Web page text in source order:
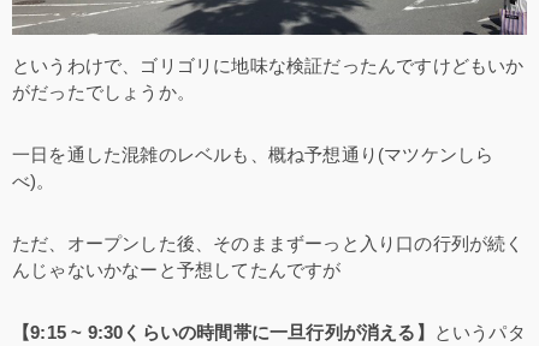
というわけで、ゴリゴリに地味な検証だったんですけどもいか
がだったでしょうか。
一日を通した混雑のレベルも、概ね予想通り(マツケンしら
べ)。
ただ、オープンした後、そのままずーっと入り口の行列が続く
んじゃないかなーと予想してたんですが
【9:15 ~ 9:30くらいの時間帯に一旦行列が消える】
というパタ